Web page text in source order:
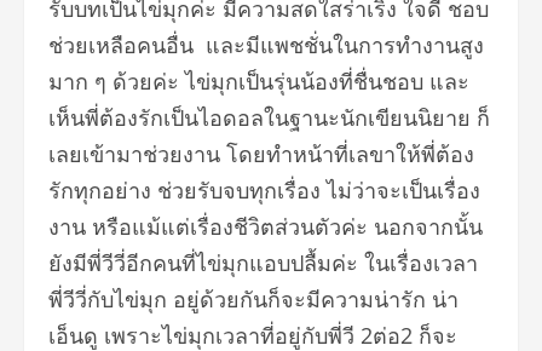
รับบทเป็นไข่มุกค่ะ มีความสดใสร่าเริง ใจดี ชอบ
ช่วยเหลือคนอื่น และมีแพชชั่นในการทำงานสูง
มาก ๆ ด้วยค่ะ ไข่มุกเป็นรุ่นน้องที่ชื่นชอบ และ
เห็นพี่ต้องรักเป็นไอดอลในฐานะนักเขียนนิยาย ก็
เลยเข้ามาช่วยงาน โดยทำหน้าที่เลขาให้พี่ต้อง
รักทุกอย่าง ช่วยรับจบทุกเรื่อง ไม่ว่าจะเป็นเรื่อง
งาน หรือแม้แต่เรื่องชีวิตส่วนตัวค่ะ นอกจากนั้น
ยังมีพี่วีวี่อีกคนที่ไข่มุกแอบปลื้มค่ะ ในเรื่องเวลา
พี่วีวี่กับไข่มุก อยู่ด้วยกันก็จะมีความน่ารัก น่า
เอ็นดู เพราะไข่มุกเวลาที่อยู่กับพี่วี 2ต่อ2 ก็จะ